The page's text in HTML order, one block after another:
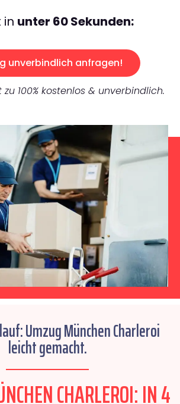
in unter 60 Sekunden:
unverbindlich anfragen!
100% kostenlos & unverbindlich.
Umzug München Charleroi
leicht gemacht.
CHARLEROI: IN 4